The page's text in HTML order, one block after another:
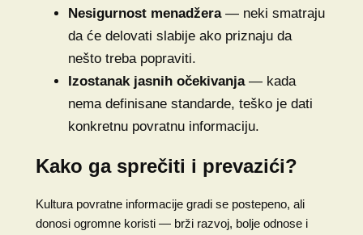
Nesigurnost menadžera— neki smatraju
da će delovati slabije ako priznaju da
nešto treba popraviti.
Izostanak jasnih očekivanja— kada
nema definisane standarde, teško je dati
konkretnu povratnu informaciju.
Kako ga sprečiti i prevazići?
Kultura povratne informacije gradi se postepeno, ali
donosi ogromne koristi — brži razvoj, bolje odnose i